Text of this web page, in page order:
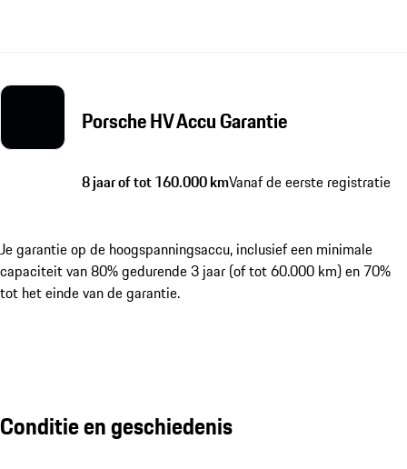
Porsche HV Accu Garantie
8 jaar of tot 160.000 kmVanaf de eerste registratie
Je garantie op de hoogspanningsaccu, inclusief een minimale
capaciteit van 80% gedurende 3 jaar (of tot 60.000 km) en 70%
tot het einde van de garantie.
Conditie en geschiedenis